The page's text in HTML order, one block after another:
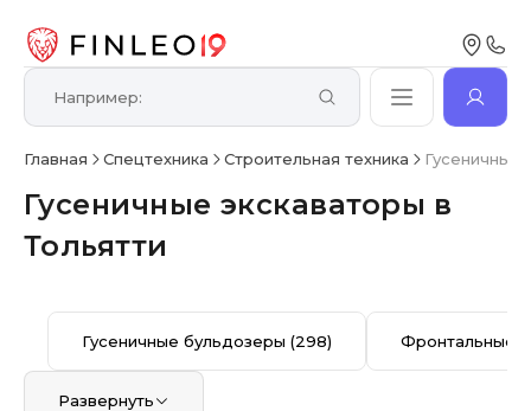
Главная Спецтехника Строительная техника Гусеничные
Гусеничные экскаваторы в
Тольятти
Гусеничные бульдозеры(298) Фронтальные
Развернуть